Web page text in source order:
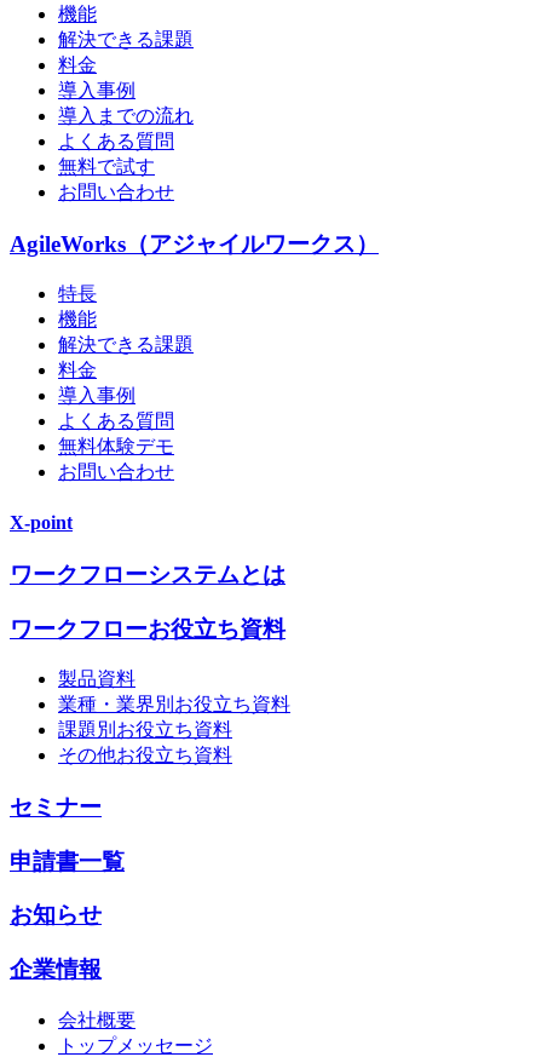
機能
解決できる課題
料金
導入事例
導入までの流れ
よくある質問
無料で試す
お問い合わせ
AgileWorks（アジャイルワークス）
特長
機能
解決できる課題
料金
導入事例
よくある質問
無料体験デモ
お問い合わせ
X-point
ワークフローシステムとは
ワークフローお役立ち資料
製品資料
業種・業界別お役立ち資料
課題別お役立ち資料
その他お役立ち資料
セミナー
申請書一覧
お知らせ
企業情報
会社概要
トップメッセージ